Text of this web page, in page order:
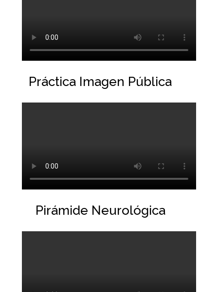
Práctica Imagen Pública
Pirámide Neurológica